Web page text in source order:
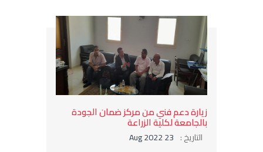
زيارة دعم فني من مركز ضمان الجودة
بالجامعة لكلية الزراعة
التاريخ : 23 Aug 2022